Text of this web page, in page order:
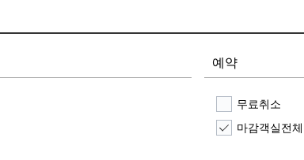
예약
무료취소
마감객실전